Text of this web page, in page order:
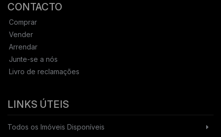
CONTACTO
Comprar
Vender
Arrendar
Junte-se a nós
Livro de reclamações
LINKS ÚTEIS
Todos os Imóveis Disponíveis